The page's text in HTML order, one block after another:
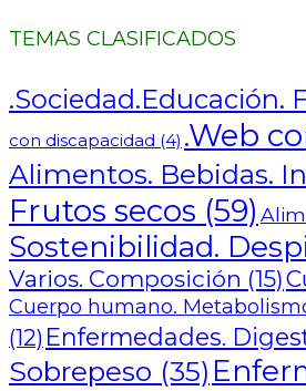
TEMAS CLASIFICADOS
.Sociedad.Educación.
con discapacidad (4) .Web
Alimentos. Bebidas.
Frutos secos (59)
Sostenibilidad.
Varios. Composición (15)
Cuerpo humano.
(12) Enfermedades.
Sobrepeso (35)